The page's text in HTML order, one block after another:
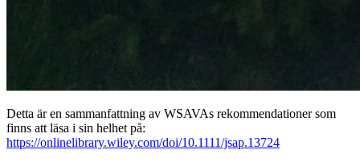
Detta är en sammanfattning av WSAVAs rekommendationer som
finns att läsa i sin helhet på:
https://onlinelibrary.wiley.com/doi/10.1111/jsap.13724